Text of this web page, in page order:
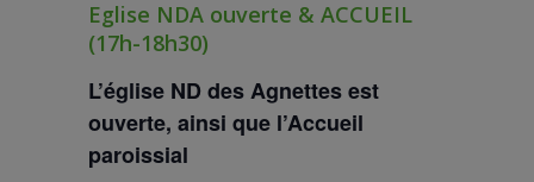
Eglise NDA ouverte & ACCUEIL
(17h-18h30)
L’église ND des Agnettes est
ouverte, ainsi que l’Accueil
paroissial